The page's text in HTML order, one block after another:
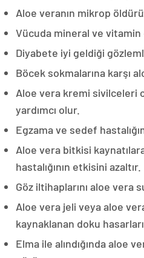
Aloe veranın mikrop
Vücuda mineral ve vitamin
Diyabete iyi geldiği
Böcek sokmalarına karşı
Aloe vera kremi sivilceleri
yardımcı olur.
Egzama ve sedef
Aloe vera bitkisi
hastalığının etkisini azaltır.
Göz iltihaplarını aloe vera
Aloe vera jeli veya aloe
kaynaklanan doku
Elma ile alındığında aloe